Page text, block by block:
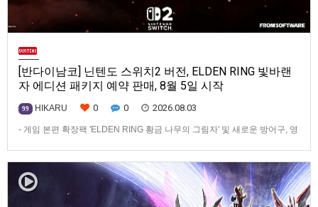
[반다이남코] 닌텐도 스위치2 버전, ELDEN RING 빛바랜
자 에디션 패키지 예약 판매, 8월 5일 시작
99 HIKARU 0 0 2026.08.03
- 게임 본편 확장팩 'ELDEN RING 황금 나무의 그림자' 및 새로운 방어구, 영
문 판매를 8월 5일(수)부터 시작한다고 발표했다.‘ELDEN RING 빛바랜 자
에디션’에는 ‘ELDEN R…